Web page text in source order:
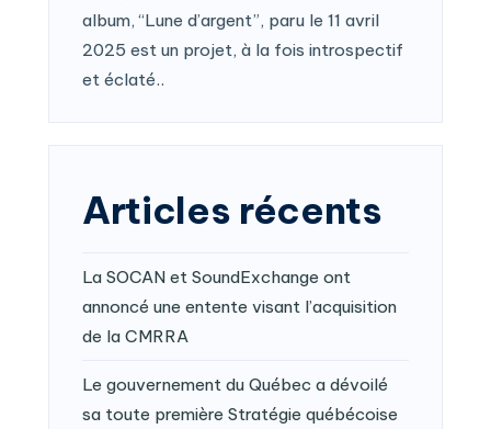
album, “Lune d’argent”, paru le 11 avril
2025 est un projet, à la fois introspectif
et éclaté..
Articles récents
La SOCAN et SoundExchange ont
annoncé une entente visant l’acquisition
de la CMRRA
Le gouvernement du Québec a dévoilé
sa toute première Stratégie québécoise